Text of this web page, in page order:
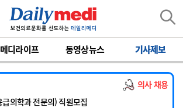
메디라이프 동영상뉴스 기사제보
의사 채용
하반기 인턴 모집
취통증의학과 임기제 임상의사 채용
청소년과(소아응급전담) 계약직 의사 공개채용
의학과 전문의) 직원모집